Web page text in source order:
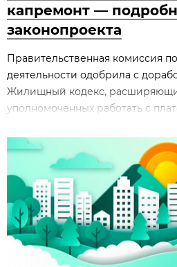
капремонт —
законопроекта
Правительственная комиссия
деятельности одобрила с
Жилищный кодекс,
уполномоченных работать с